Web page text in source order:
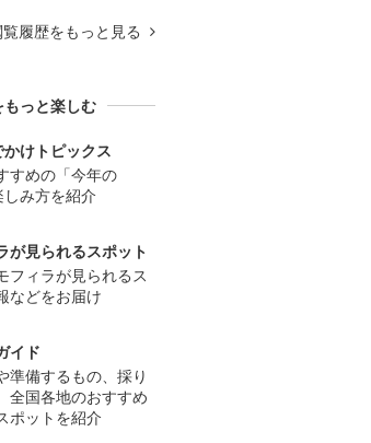
履歴をもっと見る
っと楽しむ
かけトピックス
すめの「今年の
み方を紹介
が見られるスポット
フィラが見られるス
などをお届け
イド
準備するもの、採り
全国各地のおすすめ
ポットを紹介